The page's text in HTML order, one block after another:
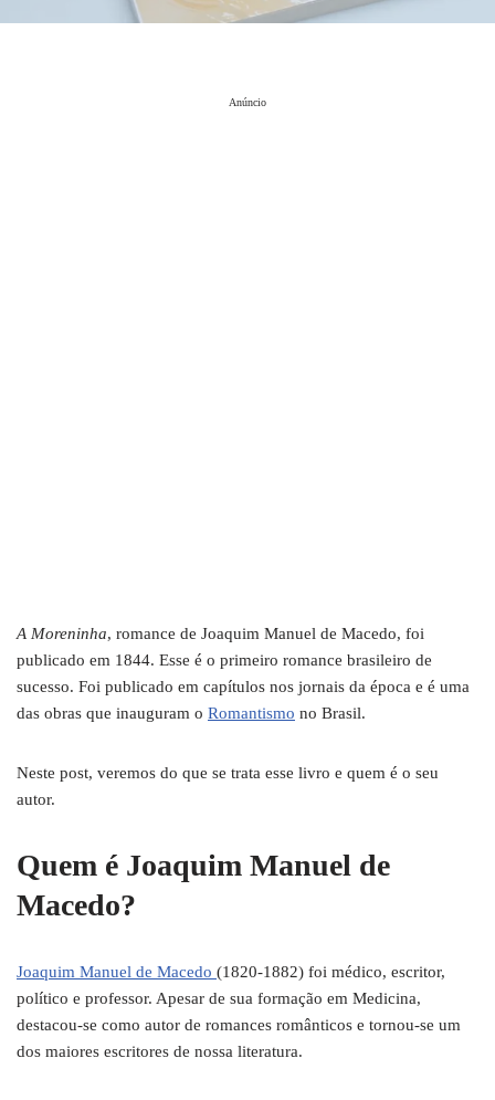
Anúncio
A Moreninha, romance de Joaquim Manuel de Macedo, foi
publicado em 1844. Esse é o primeiro romance brasileiro de
sucesso. Foi publicado em capítulos nos jornais da época e é uma
das obras que inauguram o Romantismo no Brasil.
Neste post, veremos do que se trata esse livro e quem é o seu
autor.
Quem é Joaquim Manuel de
Macedo?
Joaquim Manuel de Macedo (1820-1882) foi médico, escritor,
político e professor. Apesar de sua formação em Medicina,
destacou-se como autor de romances românticos e tornou-se um
dos maiores escritores de nossa literatura.